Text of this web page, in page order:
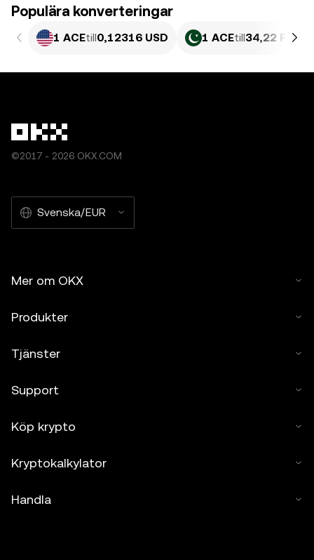
Populära konverteringar
1 ACEtill0,12316 USD 1 ACEtill34,22 PKR
©2017 - 2026 OKX.COM
Svenska/EUR
Mer om OKX
Produkter
Tjänster
Support
Köp krypto
Kryptokalkylator
Handla